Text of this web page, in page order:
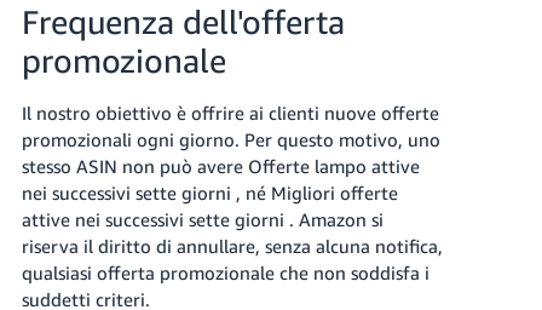
Frequenza dell'offerta
promozionale
Il nostro obiettivo è offrire ai clienti nuove offerte
promozionali ogni giorno. Per questo motivo, uno
stesso ASIN non può avere Offerte lampo attive
nei successivi sette giorni , né Migliori offerte
attive nei successivi sette giorni . Amazon si
riserva il diritto di annullare, senza alcuna notifica,
qualsiasi offerta promozionale che non soddisfa i
suddetti criteri.